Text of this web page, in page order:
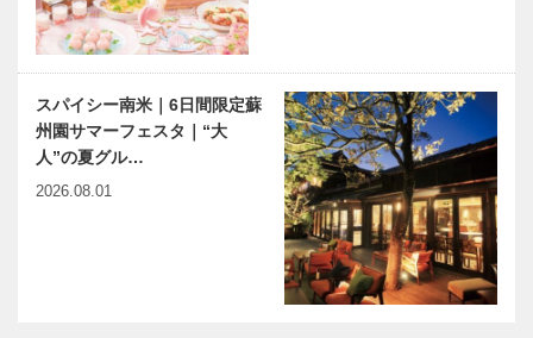
スパイシー南米｜6日間限定蘇
州園サマーフェスタ｜“大
人”の夏グル…
2026.08.01